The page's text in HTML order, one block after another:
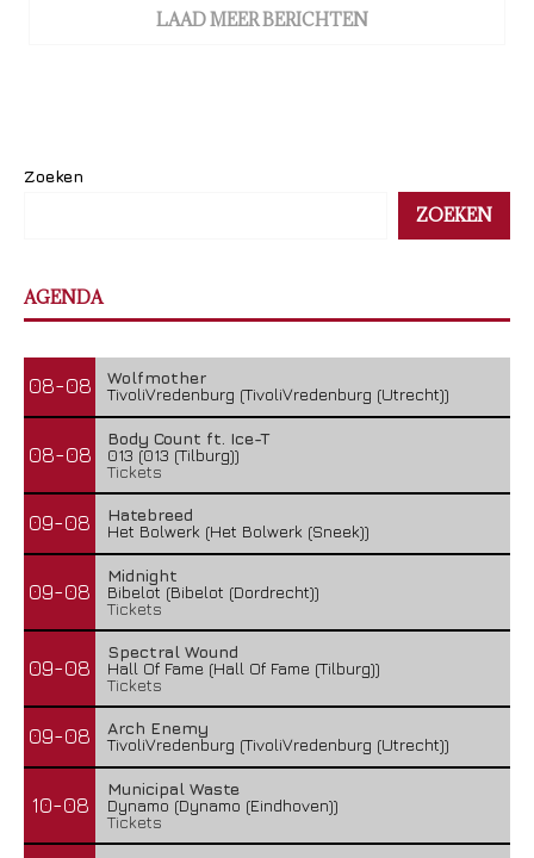
LAAD MEER BERICHTEN
Zoeken
ZOEKEN
AGENDA
08-08
Wolfmother
TivoliVredenburg (TivoliVredenburg (Utrecht))
08-08
Body Count ft. Ice-T
013 (013 (Tilburg))
Tickets
09-08
Hatebreed
Het Bolwerk (Het Bolwerk (Sneek))
09-08
Midnight
Bibelot (Bibelot (Dordrecht))
Tickets
09-08
Spectral Wound
Hall Of Fame (Hall Of Fame (Tilburg))
Tickets
09-08
Arch Enemy
TivoliVredenburg (TivoliVredenburg (Utrecht))
10-08
Municipal Waste
Dynamo (Dynamo (Eindhoven))
Tickets